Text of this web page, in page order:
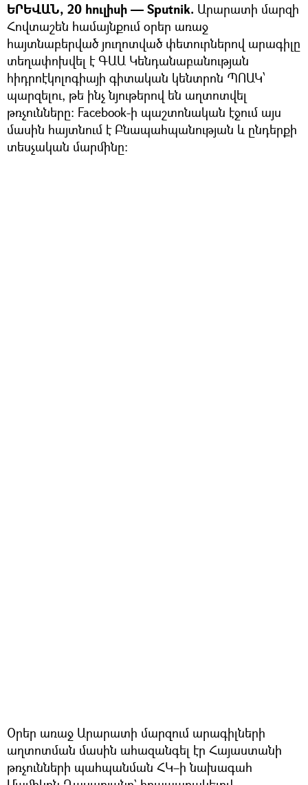
ԵՐԵՎԱՆ, 20 հուլիսի — Sputnik. Արարատի մարզի
Հովտաշեն համայնքում օրեր առաջ
հայտնաբերված յուղոտված փետուրներով արագիլը
տեղափոխվել է ԳԱԱ Կենդանաբանության
հիդրոէկոլոգիայի գիտական կենտրոն ՊՈԱԿ՝
պարզելու, թե ինչ նյութերով են աղտոտվել
թռչունները: Facebook-ի պաշտոնական էջում այս
մասին հայտնում է Բնապահպանության և ընդերքի
տեսչական մարմինը։
Օրեր առաջ Արարատի մարզում արագիլների
աղտոտման մասին ահազանգել էր Հայաստանի
թռչունների պահպանման ՀԿ–ի նախագահ